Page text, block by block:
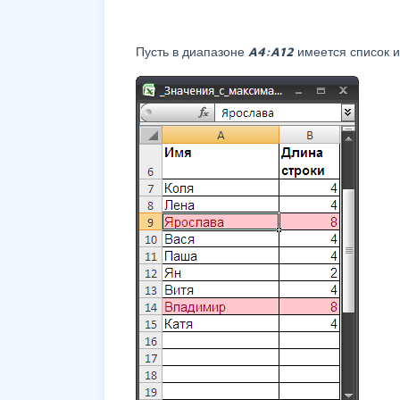
Пусть в диапазоне A4:A12 имеется список